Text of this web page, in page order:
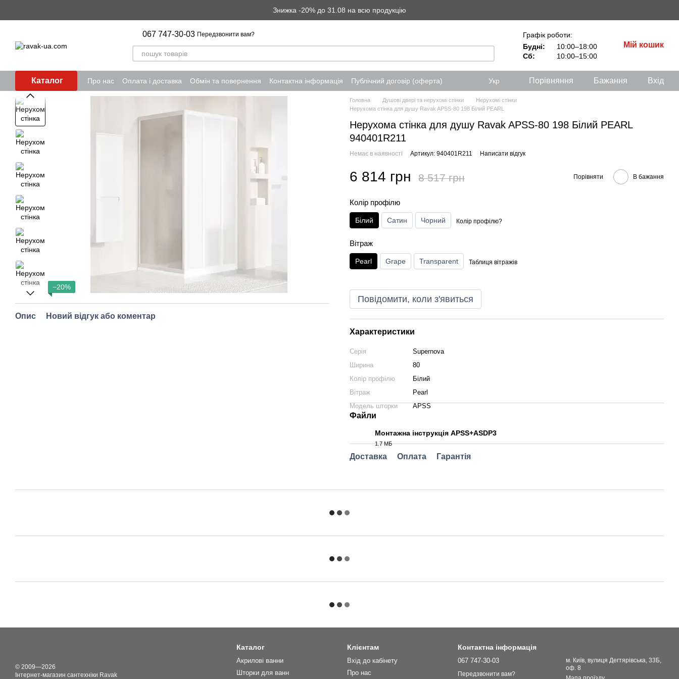
Знижка -20% до 31.08 на всю продукцію
067 747-30-03 Передзвонити вам?
Графік роботи:
Будні:
10:00–18:00
Сб:
10:00–15:00
Мій кошик
Каталог Про нас Оплата і доставка Обмін та повернення Контактна інформація Публічний договір (оферта) Укр Порівняння Бажання Вхід
−20%
Опис Новий відгук або коментар
Головна Душові двері та нерухомі стінки
Нерухомі стінки
Нерухома стінка для душу Ravak APSS-80 198 Білий PEARL
Нерухома стінка для душу Ravak APSS-80 198 Білий PEARL
940401R211
Немає в наявності Артикул: 940401R211 Написати відгук
6 814 грн 8 517 грн Порівняти В бажання
Колір профілю
Білий Сатин Чорний Колір профілю?
Вітраж
Pearl Grape Transparent Таблиця вітражів
Повідомити, коли з'явиться
Характеристики
Серія
Supernova
Ширина
80
Колір профілю
Білий
Вітраж
Pearl
Модель шторки
APSS
Файли
Монтажна інструкція APSS+ASDP3
1.7 МБ
Доставка Оплата Гарантія
© 2009—2026
Інтернет-магазин сантехніки Ravak
Каталог
Акрилові ванни
Шторки для ванн
Клієнтам
Вхід до кабінету
Про нас
Контактна інформація
067 747-30-03
Передзвонити вам?
м. Київ, вулиця Дегтярівська, 33Б,
оф. 8